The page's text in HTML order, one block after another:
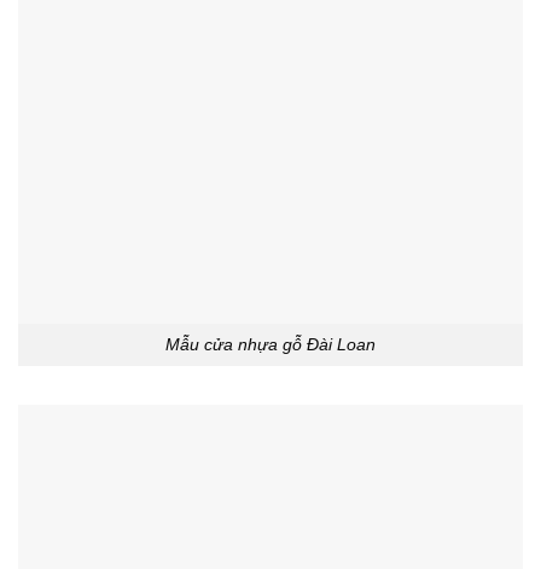
Mẫu cửa nhựa gỗ Đài Loan